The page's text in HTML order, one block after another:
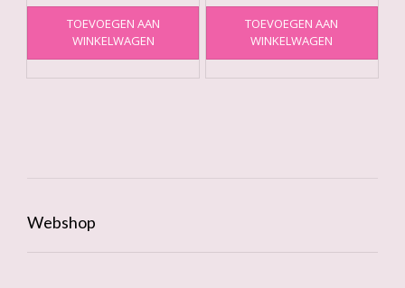
TOEVOEGEN AAN
WINKELWAGEN
TOEVOEGEN AAN
WINKELWAGEN
Webshop